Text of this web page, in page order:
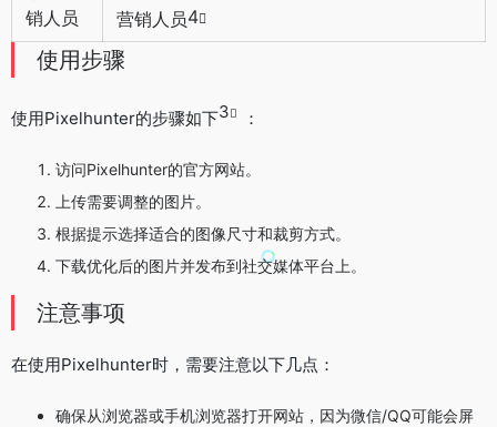
销人员
营销人员4
使用步骤
使用Pixelhunter的步骤如下3 ：
访问Pixelhunter的官方网站。
上传需要调整的图片。
根据提示选择适合的图像尺寸和裁剪方式。
下载优化后的图片并发布到社交媒体平台上。
注意事项
在使用Pixelhunter时，需要注意以下几点：
确保从浏览器或手机浏览器打开网站，因为微信/QQ可能会屏